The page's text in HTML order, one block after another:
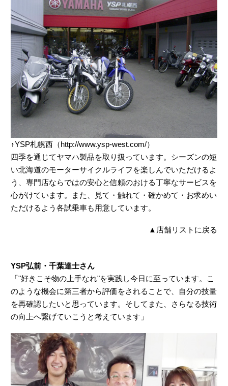
↑YSP札幌西（http://www.ysp-west.com/）
四季を通じてヤマハ製品を取り扱っています。シーズンの短
い北海道のモーターサイクルライフを楽しんでいただけるよ
う、専門店ならではの安心と信頼のおける丁寧なサービスを
心がけています。また、見て・触れて・確かめて・お求めい
ただけるよう各試乗車も用意しています。
▲ 店舗リストに戻る
YSP弘前・千葉達士さん
「"好きこそ物の上手なれ"を実践し今日に至っています。こ
のような機会に第三者から評価をされることで、自分の技量
を再確認したいと思っています。そしてまた、さらなる技術
の向上へ繋げていこうと考えています」